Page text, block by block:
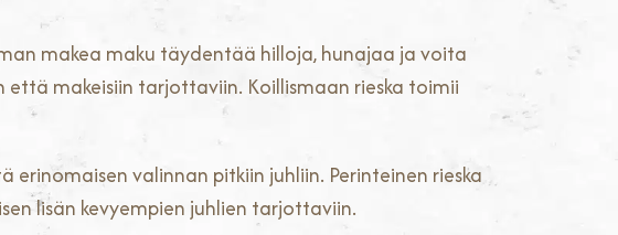
makea maku täydentää hilloja, hunajaa ja voita
että makeisiin tarjottaviin. Koillismaan rieska toimii
valinnan pitkiin juhliin. Perinteinen rieska
lisän kevyempien juhlien tarjottaviin.